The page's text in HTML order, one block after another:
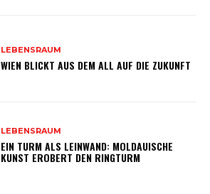
LEBENSRAUM
WIEN BLICKT AUS DEM ALL AUF DIE ZUKUNFT
LEBENSRAUM
EIN TURM ALS LEINWAND: MOLDAUISCHE
KUNST EROBERT DEN RINGTURM